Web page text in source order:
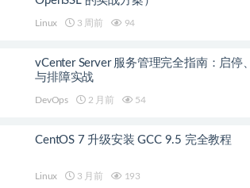
Linux 3 周前 94
vCenter Server 服务管理完全指南：启停
与排障实战
DevOps 2 月前 54
CentOS 7 升级安装 GCC 9.5 完全教程
Linux 3 月前 193